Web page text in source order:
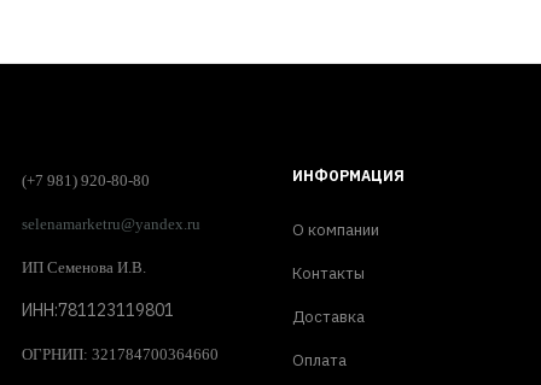
(+7 981) 920-80-80
selenamarketru@yandex.ru
ИП Семенова И.В.
ИНН:781123119801
ОГРНИП: 321784700364660
ИНФОРМАЦИЯ
О компании
Контакты
Доставка
Оплата